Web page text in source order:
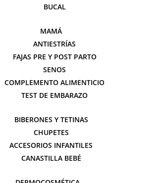
BUCAL
MAMÁ
ANTIESTRÍAS
FAJAS PRE Y POST PARTO
SENOS
COMPLEMENTO ALIMENTICIO
TEST DE EMBARAZO
BIBERONES Y TETINAS
CHUPETES
ACCESORIOS INFANTILES
CANASTILLA BEBÉ